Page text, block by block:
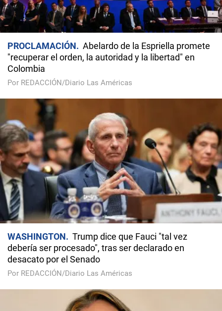
PROCLAMACIÓN
Abelardo de la Espriella promete
"recuperar el orden, la autoridad y la libertad" en
Colombia
Por REDACCIÓN/Diario Las Américas
WASHINGTON
Trump dice que Fauci "tal vez
debería ser procesado", tras ser declarado en
desacato por el Senado
Por REDACCIÓN/Diario Las Américas